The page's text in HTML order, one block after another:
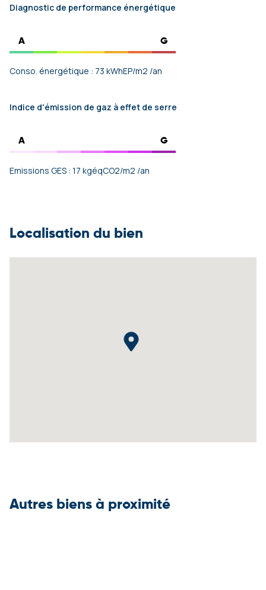
Diagnostic de performance énergétique
A G
Conso. énergétique : 73 kWhEP/m2 /an
Indice d'émission de gaz à effet de serre
A G
Emissions GES : 17 kgéqCO2/m2 /an
Localisation du bien
Autres biens à proximité